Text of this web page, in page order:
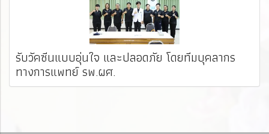
รับวัคซีนแบบอุ่นใจ และปลอดภัย โดยทีมบุคลากร
ทางการแพทย์ รพ.ผศ. ️